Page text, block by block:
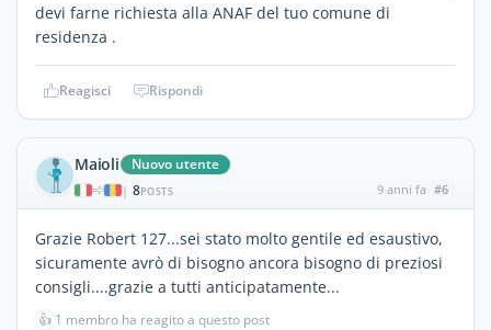
devi farne richiesta alla ANAF del tuo comune di
residenza .
Reagisci Rispondi
Maioli Nuovo utente
| 8POSTS 9 anni fa #6
Grazie Robert 127...sei stato molto gentile ed esaustivo,
sicuramente avrò di bisogno ancora bisogno di preziosi
consigli....grazie a tutti anticipatamente...
👍 1 membro ha reagito a questo post